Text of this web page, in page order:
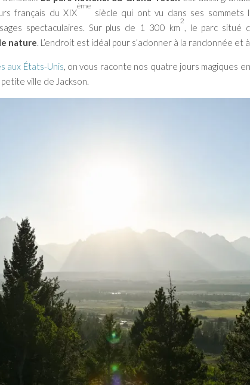
français du XIX
ème
siècle qui ont vu dans ses sommets
spectaculaires. Sur plus de 1 300 km
2
, le parc situé
nature. L’endroit est idéal pour s’adonner à la randonnée et
aux États-Unis, on vous raconte nos quatre jours magiques
ville de Jackson.